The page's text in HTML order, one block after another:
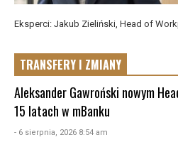
Eksperci: Jakub Zieliński, Head of
TRANSFERY I ZMIANY
Aleksander Gawroński nowym
15 latach w mBanku
- 6 sierpnia, 2026 8:54 am